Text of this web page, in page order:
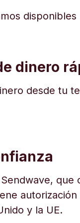
dinero
desde tu
que
y la UE.